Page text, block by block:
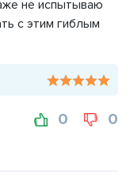
не испытываю
с этим гиблым
0 0